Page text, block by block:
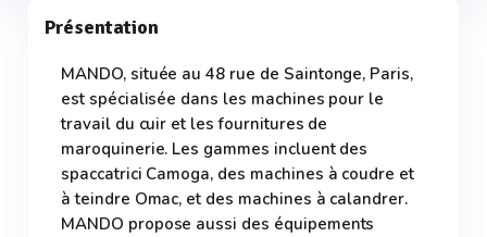
Présentation
MANDO, située au 48 rue de Saintonge, Paris,
est spécialisée dans les machines pour le
travail du cuir et les fournitures de
maroquinerie. Les gammes incluent des
spaccatrici Camoga, des machines à coudre et
à teindre Omac, et des machines à calandrer.
MANDO propose aussi des équipements